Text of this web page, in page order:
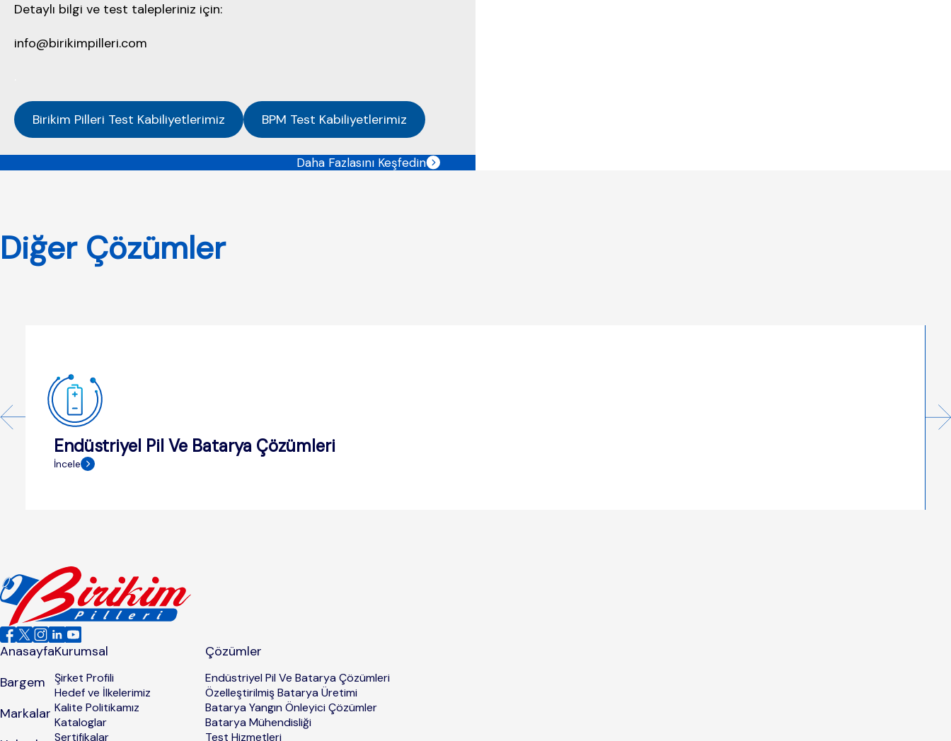
Detaylı bilgi ve test talepleriniz için:
info@birikimpilleri.com
Birikim Pilleri Test Kabiliyetlerimiz BPM Test Kabiliyetlerimiz
Daha Fazlasını Keşfedin
Diğer Çözümler
Endüstriyel Pil Ve Batarya Çözümleri
İncele
Anasayfa
Bargem
Markalar
Kurumsal
Şirket Profili
Hedef ve İlkelerimiz
Kalite Politikamız
Kataloglar
Sertifikalar
Çözümler
Endüstriyel Pil Ve Batarya Çözümleri
Özelleştirilmiş Batarya Üretimi
Batarya Yangın Önleyici Çözümler
Batarya Mühendisliği
Test Hizmetleri